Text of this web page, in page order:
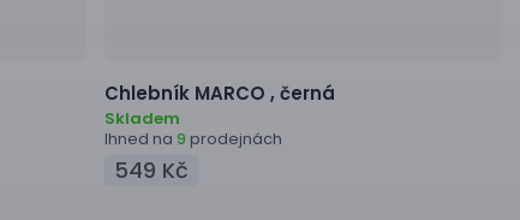
Chlebník MARCO , černá
Skladem
Ihned na 9 prodejnách
549 Kč